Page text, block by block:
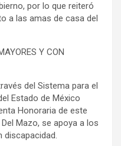
por lo que reiteró
a las amas de casa del
Y CON
del Sistema para el
Estado de México
Honoraria de este
Mazo, se apoya a los
discapacidad.